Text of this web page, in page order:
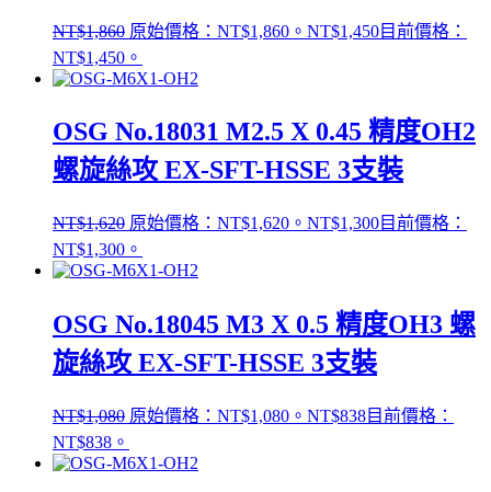
NT$1,860 原始價格：NT$1,860。 NT$1,450目前價格：
NT$1,450。
OSG No.18031 M2.5 X 0.45 精度OH2
螺旋絲攻 EX-SFT-HSSE 3支裝
NT$1,620 原始價格：NT$1,620。 NT$1,300目前價格：
NT$1,300。
OSG No.18045 M3 X 0.5 精度OH3 螺
旋絲攻 EX-SFT-HSSE 3支裝
NT$1,080 原始價格：NT$1,080。 NT$838目前價格：
NT$838。